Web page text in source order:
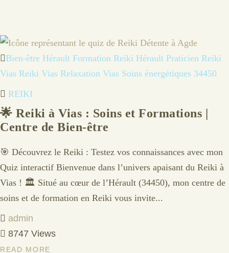
Bien-être Hérault Formation Reiki Hérault Praticien Reiki
Vias Reiki Vias Relaxation Vias Soins énergétiques 34450
REIKI
🌟 Reiki à Vias : Soins et Formations |
Centre de Bien-être
🎯 Découvrez le Reiki : Testez vos connaissances avec mon
Quiz interactif Bienvenue dans l’univers apaisant du Reiki à
Vias ! 🏛️ Situé au cœur de l’Hérault (34450), mon centre de
soins et de formation en Reiki vous invite...
admin
8747 Views
READ MORE